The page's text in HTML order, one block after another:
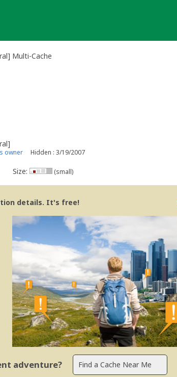
Multi-Cache
owner Hidden : 3/19/2007
Size: (small)
details. It's free!
adventure?